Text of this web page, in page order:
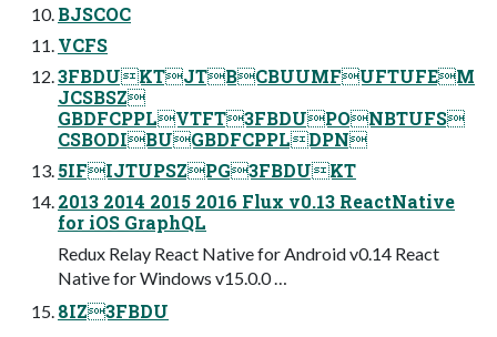
BJSCOC
VCFS
3FBDUKTJTBCBUUMFUFTUFEM
JCSBSZ
GBDFCPPLVTFT3FBDUPONBTUFS
CSBODIBUGBDFCPPLDPN
5IFIJTUPSZPG3FBDUKT
2013 2014 2015 2016 Flux v0.13 ReactNative
for iOS GraphQL
Redux Relay React Native for Android v0.14 React
Native for Windows v15.0.0 …
8IZ3FBDU